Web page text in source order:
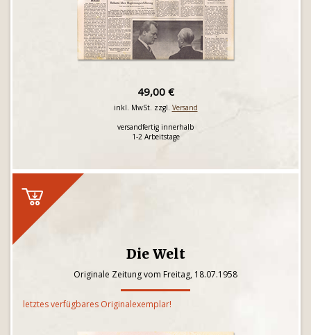
49,00 €
inkl. MwSt. zzgl. Versand
versandfertig innerhalb
1-2 Arbeitstage
Die Welt
Originale Zeitung vom Freitag, 18.07.1958
letztes verfügbares Originalexemplar!